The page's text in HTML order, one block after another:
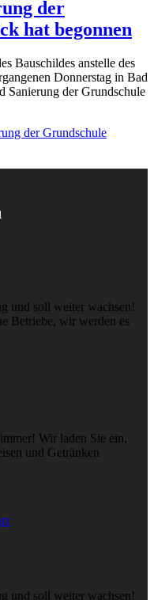
der
hat begonnen
Bauschildes anstelle des
Donnerstag in Bad
Sanierung der Grundschule
der Grundschule
und soll weiter wachsen!
Betriebe, wir werden es
Wir laden Sie ein,
und Getränken
und soll weiter wachsen!